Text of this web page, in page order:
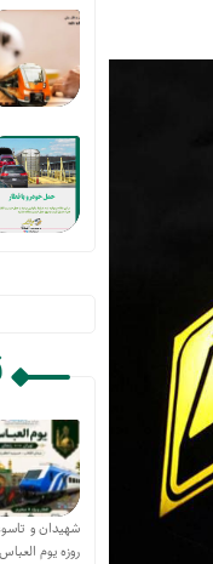
شهیدان و
روزه یوم